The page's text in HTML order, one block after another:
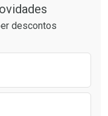
Menos
descontos